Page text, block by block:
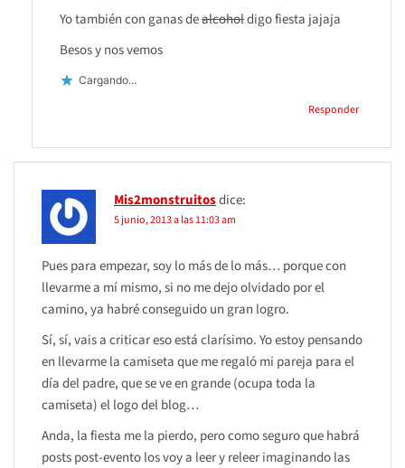
Yo también con ganas dealcoholdigo fiesta jajaja
Besos y nos vemos
Cargando...
Responder
Mis2monstruitosdice:
5 junio, 2013 a las 11:03 am
Pues para empezar, soy lo más de lo más… porque con
llevarme a mí mismo, si no me dejo olvidado por el
camino, ya habré conseguido un gran logro.
Sí, sí, vais a criticar eso está clarísimo. Yo estoy pensando
en llevarme la camiseta que me regaló mi pareja para el
día del padre, que se ve en grande (ocupa toda la
camiseta) el logo del blog…
Anda, la fiesta me la pierdo, pero como seguro que habrá
posts post-evento los voy a leer y releer imaginando las